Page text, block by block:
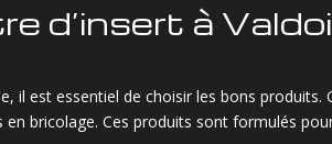
d’insert à
il est essentiel de choisir les bons
bricolage. Ces produits sont formulés